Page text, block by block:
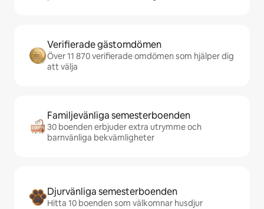
Verifierade gästomdömen
Över 11 870 verifierade omdömen som hjälper dig
att välja
Familjevänliga semesterboenden
30 boenden erbjuder extra utrymme och
barnvänliga bekvämligheter
Djurvänliga semesterboenden
Hitta 10 boenden som välkomnar husdjur